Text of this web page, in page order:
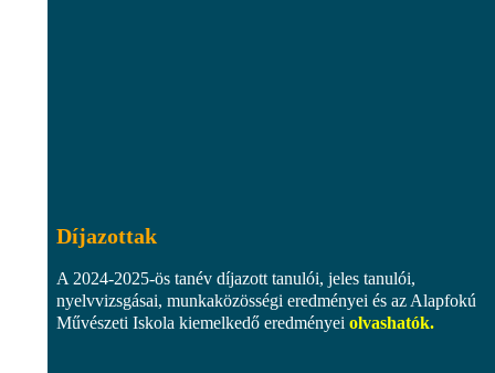
Díjazottak
A 2024-2025-ös tanév díjazott tanulói, jeles tanulói,
nyelvvizsgásai, munkaközösségi eredményei és az Alapfokú
Művészeti Iskola kiemelkedő eredményei olvashatók.